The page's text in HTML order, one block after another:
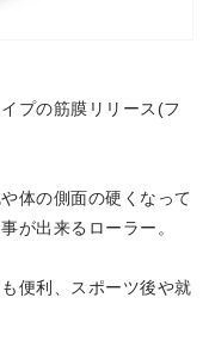
プの筋膜リリース(フ
体の側面の硬くなって
が出来るローラー。
便利、スポーツ後や就